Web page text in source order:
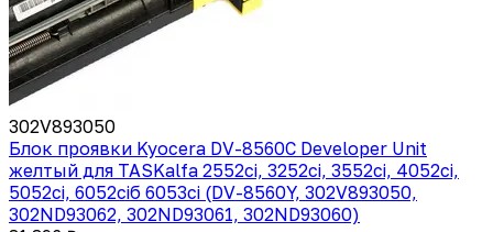
302V893050
Блок проявки Kyocera DV-8560C Developer Unit
желтый для TASKalfa 2552ci, 3252ci, 3552ci, 4052ci,
5052ci, 6052ciб 6053ci (DV-8560Y, 302V893050,
302ND93062, 302ND93061, 302ND93060)